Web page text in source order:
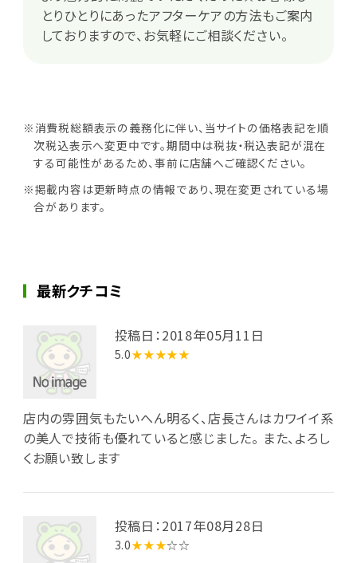
とりひとりにあったアフターケアの方法もご案内
しておりますので、お気軽にご相談ください。
※消費税総額表示の義務化に伴い、当サイトの価格表記を順
次税込表示へ変更中です。期間中は税抜・税込表記が混在
する可能性があるため、事前に店舗へご確認ください。
※掲載内容は更新時点の情報であり、現在変更されている場
合があります。
最新クチコミ
投稿日：2018年05月11日
5.0★★★★★
店内の雰囲気もたいへん明るく、店長さんはカワイイ系
の美人で技術も優れていると感じました。 また、よろし
くお願い致します
投稿日：2017年08月28日
3.0★★★☆☆